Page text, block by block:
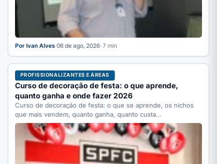
Por Ivan Alves·06 de ago, 2026· 7 min
PROFISSIONALIZANTES E ÁREAS
Curso de decoração de festa: o que aprende,
quanto ganha e onde fazer 2026
Curso de decoração de festa: o que se aprende, os nichos
que mais vendem, quanto ganha, quanto custa…